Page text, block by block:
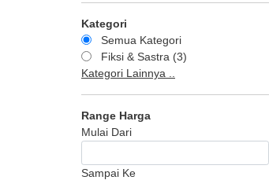
Kategori
Semua Kategori
Fiksi & Sastra (3)
Kategori Lainnya ..
Range Harga
Mulai Dari
Sampai Ke